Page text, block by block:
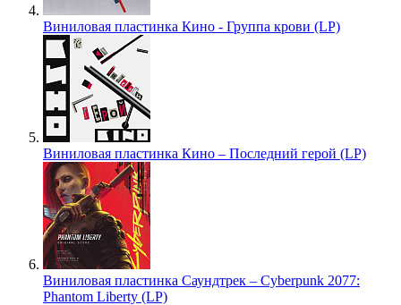
Виниловая пластинка Кино - Группа крови (LP)
Виниловая пластинка Кино – Последний герой (LP)
Виниловая пластинка Саундтрек – Cyberpunk 2077:
Phantom Liberty (LP)